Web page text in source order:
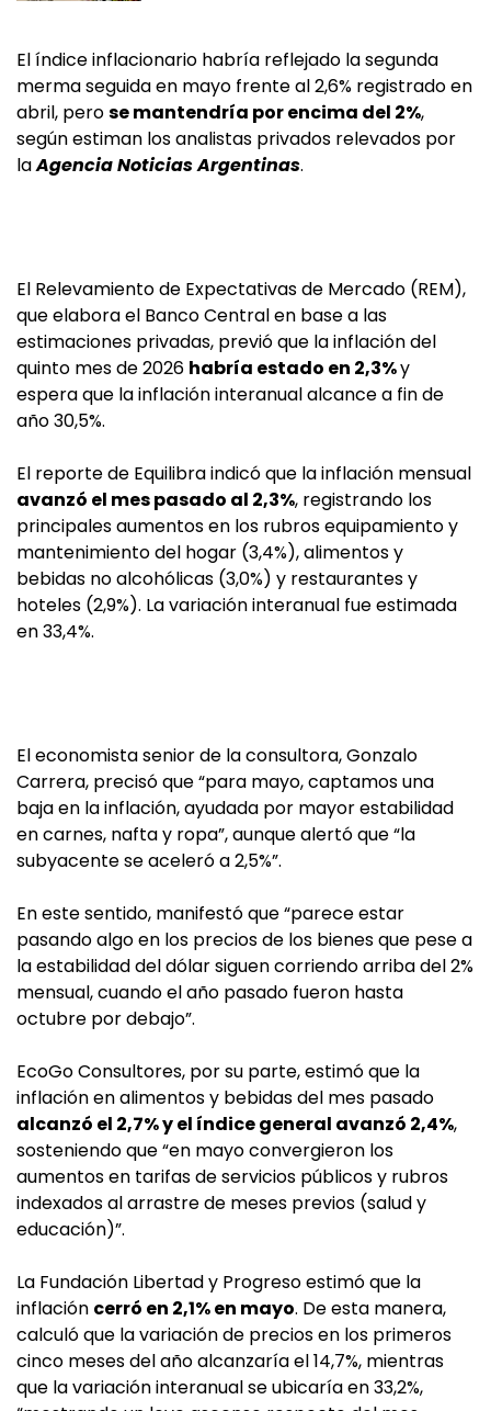
El índice inflacionario habría reflejado la segunda
merma seguida en mayo frente al 2,6% registrado en
abril, perose mantendría por encima del 2%,
según estiman los analistas privados relevados por
laAgencia Noticias Argentinas.
El Relevamiento de Expectativas de Mercado (REM),
que elabora el Banco Central en base a las
estimaciones privadas, previó que la inflación del
quinto mes de 2026 habría estado en 2,3%y
espera que la inflación interanual alcance a fin de
año 30,5%.
El reporte de Equilibra indicó que la inflación mensual
avanzó el mes pasado al 2,3%, registrando los
principales aumentos en los rubros equipamiento y
mantenimiento del hogar (3,4%), alimentos y
bebidas no alcohólicas (3,0%) y restaurantes y
hoteles (2,9%). La variación interanual fue estimada
en 33,4%.
El economista senior de la consultora, Gonzalo
Carrera, precisó que “para mayo, captamos una
baja en la inflación, ayudada por mayor estabilidad
en carnes, nafta y ropa”, aunque alertó que “la
subyacente se aceleró a 2,5%”.
En este sentido, manifestó que “parece estar
pasando algo en los precios de los bienes que pese a
la estabilidad del dólar siguen corriendo arriba del 2%
mensual, cuando el año pasado fueron hasta
octubre por debajo”.
EcoGo Consultores, por su parte, estimó que la
inflación en alimentos y bebidas del mes pasado
alcanzó el 2,7% y el índice general avanzó 2,4%,
sosteniendo que “en mayo convergieron los
aumentos en tarifas de servicios públicos y rubros
indexados al arrastre de meses previos (salud y
educación)”.
La Fundación Libertad y Progreso estimó que la
inflación cerró en 2,1% en mayo. De esta manera,
calculó que la variación de precios en los primeros
cinco meses del año alcanzaría el 14,7%, mientras
que la variación interanual se ubicaría en 33,2%,